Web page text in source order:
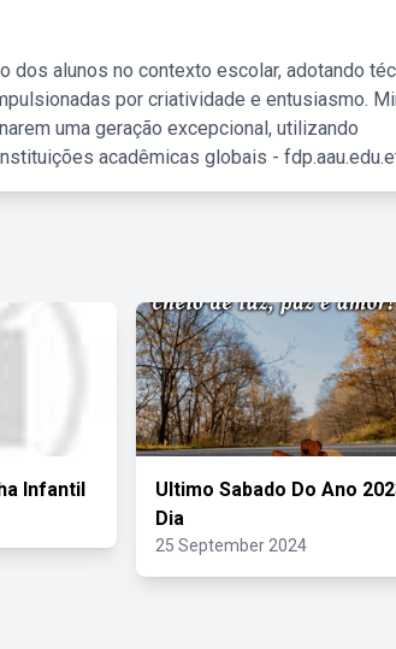
dos alunos no contexto escolar, adotando
por criatividade e entusiasmo.
uma geração excepcional, utilizando
acadêmicas globais -
Infantil
Ultimo Sabado Do Ano
Dia
25 September 2024